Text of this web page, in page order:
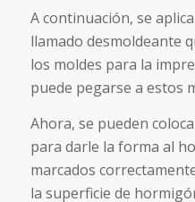
A continuación, se
llamado desmoldeante
los moldes para la
puede pegarse a estos
Ahora, se pueden
para darle la forma al
marcados
la superficie de